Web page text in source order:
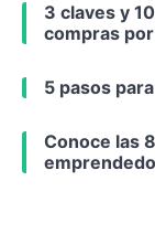
3 claves y
compras
5 pasos
Conoce las